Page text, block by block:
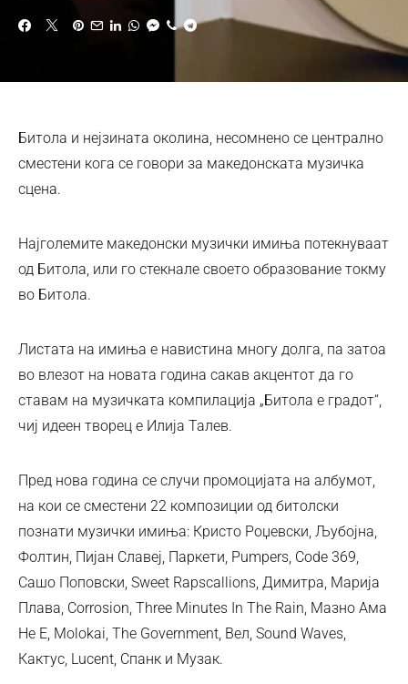
Битола и нејзината околина, несомнено се централно
сместени кога се говори за македонската музичка
сцена.
Најголемите македонски музички имиња потекнуваат
од Битола, или го стекнале своето образование токму
во Битола.
Листата на имиња е навистина многу долга, па затоа
во влезот на новата година сакав акцентот да го
ставам на музичката компилација „Битола е градот“,
чиј идеен творец е Илија Талев.
Пред нова година се случи промоцијата на албумот,
на кои се сместени 22 композиции од битолски
познати музички имиња: Кристо Роџевски, Љубојна,
Фолтин, Пијан Славеј, Паркети, Pumpers, Code 369,
Сашо Поповски, Sweet Rapscallions, Димитра, Марија
Плава, Corrosion, Three Minutes In The Rain, Мазно Ама
Не Е, Molokai, The Government, Вел, Sound Waves,
Кактус, Lucent, Спанк и Музак.